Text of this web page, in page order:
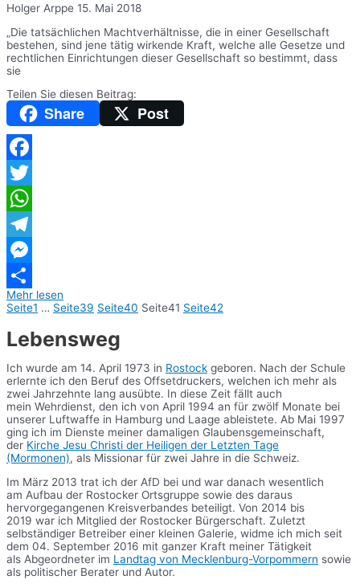
Holger Arppe 15. Mai 2018
„Die tatsächlichen Machtverhältnisse, die in einer Gesellschaft
bestehen, sind jene tätig wirkende Kraft, welche alle Gesetze und
rechtlichen Einrichtungen dieser Gesellschaft so bestimmt, dass
sie
Teilen Sie diesen Beitrag:
Share Post
Facebook
Twitter
WhatsApp
Telegram
Messenger
Teilen
Mehr lesen
Seite1 … Seite39 Seite40 Seite41 Seite42
Lebensweg
Ich wurde am 14. April 1973 in Rostock geboren. Nach der Schule
erlernte ich den Beruf des Offsetdruckers, welchen ich mehr als
zwei Jahrzehnte lang ausübte. In diese Zeit fällt auch
mein Wehrdienst, den ich von April 1994 an für zwölf Monate bei
unserer Luftwaffe in Hamburg und Laage ableistete. Ab Mai 1997
ging ich im Dienste meiner damaligen Glaubensgemeinschaft,
der Kirche Jesu Christi der Heiligen der Letzten Tage
(Mormonen), als Missionar für zwei Jahre in die Schweiz.
Im März 2013 trat ich der AfD bei und war danach wesentlich
am Aufbau der Rostocker Ortsgruppe sowie des daraus
hervorgegangenen Kreisverbandes beteiligt. Von 2014 bis
2019 war ich Mitglied der Rostocker Bürgerschaft. Zuletzt
selbständiger Betreiber einer kleinen Galerie, widme ich mich seit
dem 04. September 2016 mit ganzer Kraft meiner Tätigkeit
als Abgeordneter im Landtag von Mecklenburg-Vorpommern sowie
als politischer Berater und Autor.